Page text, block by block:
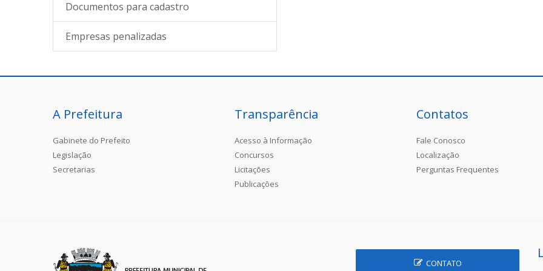
Documentos para cadastro
Empresas penalizadas
A Prefeitura
Gabinete do Prefeito
Legislação
Secretarias
Transparência
Acesso à Informação
Concursos
Licitações
Publicações
Contatos
Fale Conosco
Localização
Perguntas Frequentes
CONTATO